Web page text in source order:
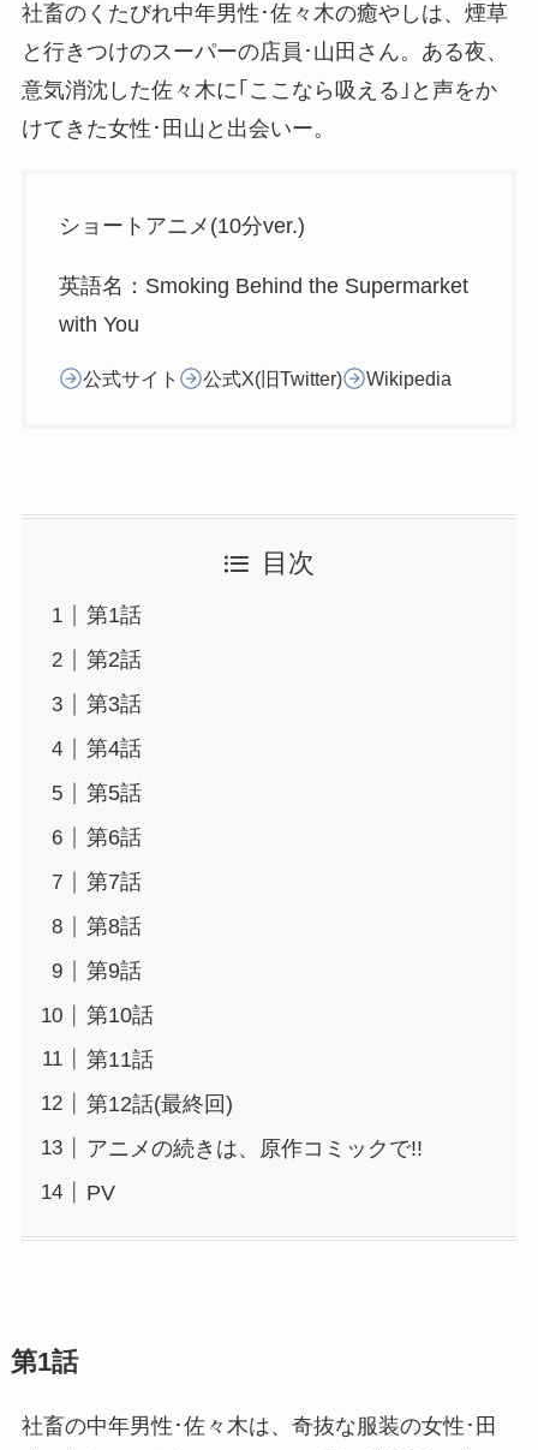
社畜のくたびれ中年男性･佐々木の癒やしは、煙草
と行きつけのスーパーの店員･山田さん。ある夜、
意気消沈した佐々木に｢ここなら吸える｣と声をか
けてきた女性･田山と出会いー。
ショートアニメ(10分ver.)
英語名：Smoking Behind the Supermarket
with You
公式サイト 公式X(旧Twitter) Wikipedia
目次
第1話
第2話
第3話
第4話
第5話
第6話
第7話
第8話
第9話
第10話
第11話
第12話(最終回)
アニメの続きは、原作コミックで!!
PV
第1話
社畜の中年男性･佐々木は、奇抜な服装の女性･田